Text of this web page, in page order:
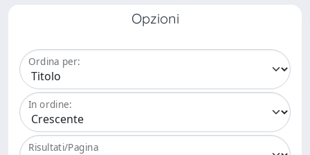
Opzioni
Ordina per:
In ordine:
Risultati/Pagina